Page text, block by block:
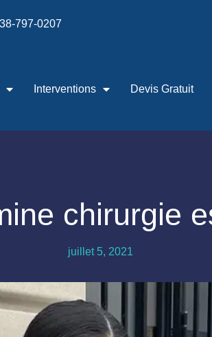
797-0207
Interventions Devis Gratuit
chirurgie
juillet 5, 2021